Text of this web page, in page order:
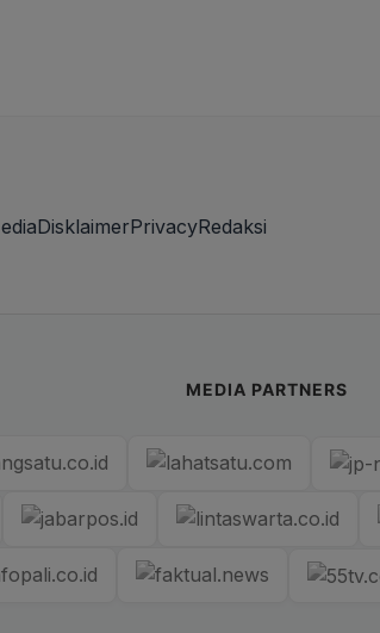
DisklaimerPrivacyRedaksi
MEDIA PARTNERS